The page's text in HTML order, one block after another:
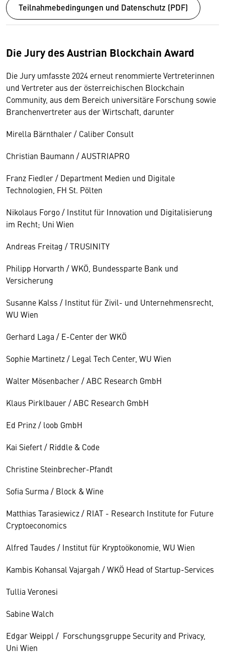
Teilnahmebedingungen und Datenschutz (PDF)
Die Jury des Austrian Blockchain Award
Die Jury umfasste 2024 erneut renommierte Vertreterinnen
und Vertreter aus der österreichischen Blockchain
Community, aus dem Bereich universitäre Forschung sowie
Branchenvertreter aus der Wirtschaft, darunter
Mirella Bärnthaler / Caliber Consult
Christian Baumann / AUSTRIAPRO
Franz Fiedler / Department Medien und Digitale
Technologien, FH St. Pölten
Nikolaus Forgo / Institut für Innovation und Digitalisierung
im Recht; Uni Wien
Andreas Freitag / TRUSINITY
Philipp Horvarth / WKÖ, Bundessparte Bank und
Versicherung
Susanne Kalss / Institut für Zivil- und Unternehmensrecht,
WU Wien
Gerhard Laga / E-Center der WKÖ
Sophie Martinetz / Legal Tech Center, WU Wien
Walter Mösenbacher / ABC Research GmbH
Klaus Pirklbauer / ABC Research GmbH
Ed Prinz / loob GmbH
Kai Siefert / Riddle & Code
Christine Steinbrecher-Pfandt
Sofia Surma / Block & Wine
Matthias Tarasiewicz / RIAT - Research Institute for Future
Cryptoeconomics
Alfred Taudes / Institut für Kryptoökonomie, WU Wien
Kambis Kohansal Vajargah / WKÖ Head of Startup-Services
Tullia Veronesi
Sabine Walch
Edgar Weippl / Forschungsgruppe Security and Privacy,
Uni Wien